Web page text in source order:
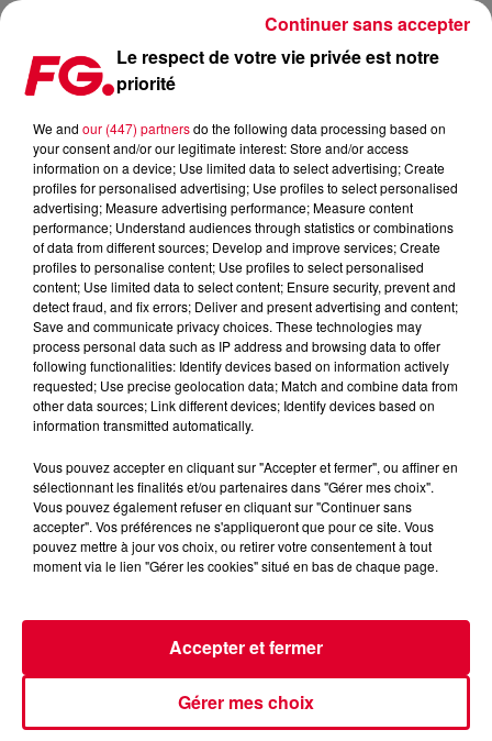
MADEON : NOUVEAU CLIP
Publié : 17 décembre 2014 à 10h30 par La rédaction
Très peu de temps après avoir dévoilé son nouveau titre
officiel du morceau.You’re Onest extrait de son premier
album à venir intituléAdventure…
Le respect de votre vie privée est notre
priorité
We and our (447) partnersdo the following data processing based on
your consent and/or our legitimate interest: Store and/or access
information on a device; Use limited data to select advertising; Create
profiles for personalised advertising; Use profiles to select personalised
advertising; Measure advertising performance; Measure content
performance; Understand audiences through statistics or combinations
of data from different sources; Develop and improve services; Create
profiles to personalise content; Use profiles to select personalised
content; Use limited data to select content; Ensure security, prevent and
detect fraud, and fix errors; Deliver and present advertising and content;
Save and communicate privacy choices. These technologies may
process personal data such as IP address and browsing data to offer
following functionalities: Identify devices based on information actively
requested; Use precise geolocation data; Match and combine data from
other data sources; Link different devices; Identify devices based on
information transmitted automatically.
Vous pouvez accepter en cliquant sur "Accepter et fermer", ou affiner en
sélectionnant les finalités et/ou partenaires dans "Gérer mes choix".
Vous pouvez également refuser en cliquant sur "Continuer sans
accepter". Vos préférences ne s'appliqueront que pour ce site. Vous
pouvez mettre à jour vos choix, ou retirer votre consentement à tout
moment via le lien "Gérer les cookies" situé en bas de chaque page.
Gérer mes choix
Accepter et fermer
Continuer sans accepter